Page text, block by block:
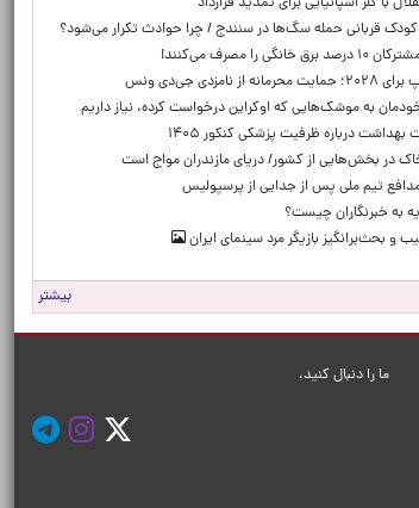
از نامزدی جی‌دی ونس
به موشک‌هایی که اوکراین درخواست کرده، نیاز داریم
درباره ظرفیت پزشکی کنکور ۱۴۰۵
در بخش‌هایی از کشور/ دریای مازندران مواج است
تیم ملی پس از جدایی از پرسپولیس
به خبرنگاران چیست؟
و بحث‌برانگیز بازیگر مرد سینمای ایران
بیشتر
ما را دنبال کنید.